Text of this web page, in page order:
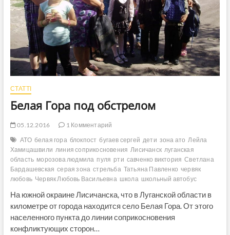
СТАТТІ
Белая Гора под обстрелом
05.12.2016
1 Комментарий
АТО белая гора блокпост бугаев сергей дети зона ато Лейла
Хамицашвили линия соприкосновения Лисичанск луганская
область морозова людмила пуля рти савченко виктория Светлана
Бардашевская серая зона стрельба Татьяна Павленко червяк
любовь Червяк Любовь Васильевна школа школьный автобус
На южной окраине Лисичанска, что в Луганской области в
километре от города находится село Белая Гора. От этого
населенного пункта до линии соприкосновения
конфликтующих сторон…